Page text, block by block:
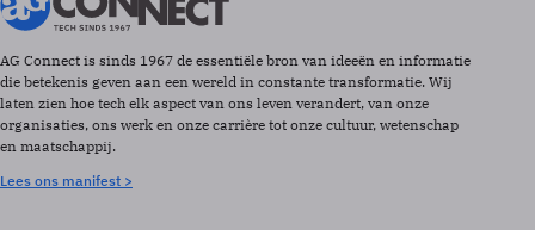
AG Connect is sinds 1967 de essentiële bron van ideeën en informatie
die betekenis geven aan een wereld in constante transformatie. Wij
laten zien hoe tech elk aspect van ons leven verandert, van onze
organisaties, ons werk en onze carrière tot onze cultuur, wetenschap
en maatschappij.
Lees ons manifest >